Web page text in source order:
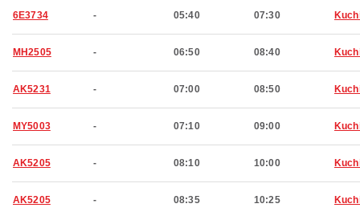
6E3734 - 05:40 07:30
MH2505 - 06:50 08:40
AK5231 - 07:00 08:50
MY5003 - 07:10 09:00
AK5205 - 08:10 10:00
AK5205 - 08:35 10:25